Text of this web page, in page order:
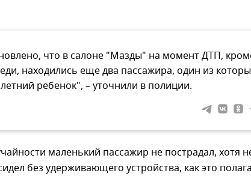
что в салоне "Мазды" на момент ДТП,
находились еще два пассажира, один из
ребенок", – уточнили в полиции.
маленький пассажир не пострадал, хотя
без удерживающего устройства, как это